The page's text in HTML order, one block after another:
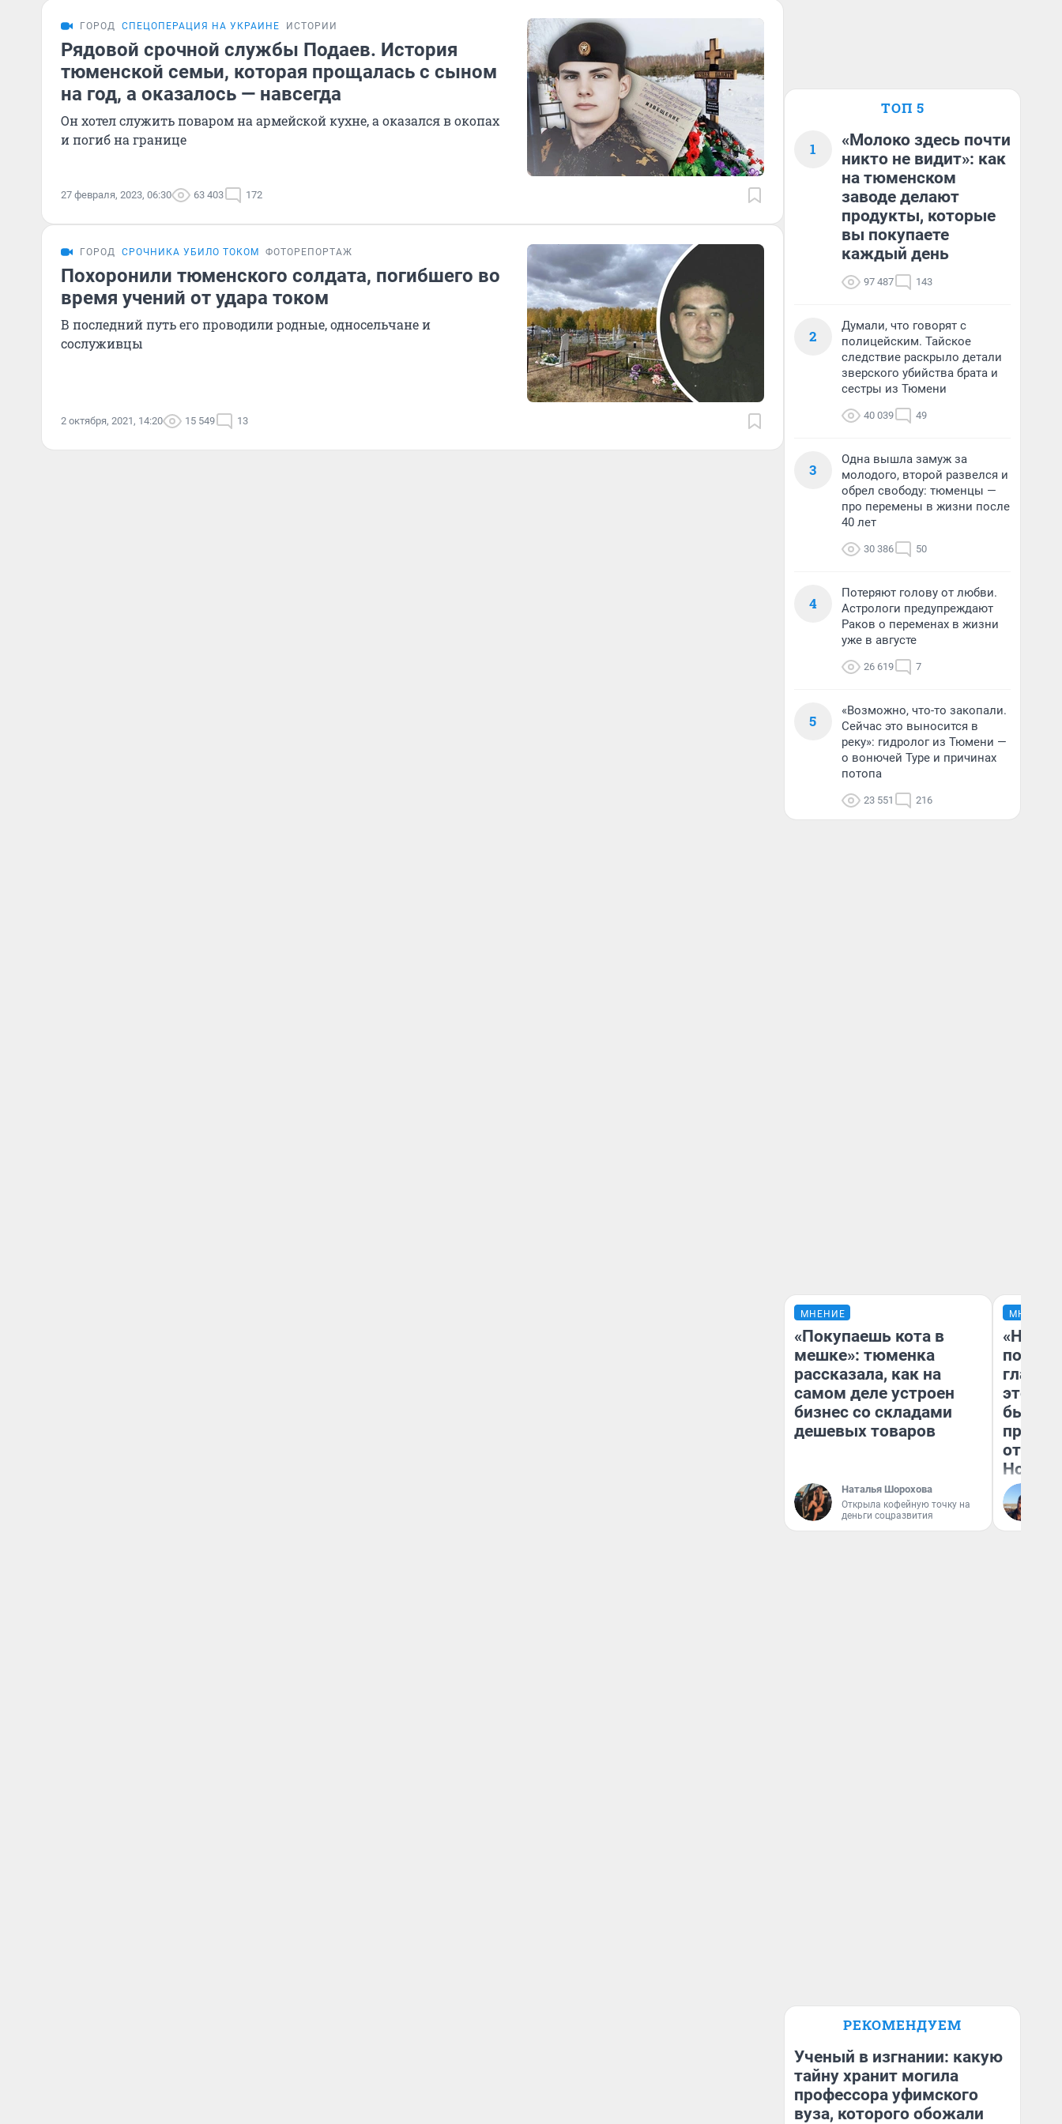
ГОРОД СПЕЦОПЕРАЦИЯ НА УКРАИНЕ ИСТОРИИ
Рядовой срочной службы Подаев. История
тюменской семьи, которая прощалась с сыном
на год, а оказалось — навсегда
Он хотел служить поваром на армейской кухне, а оказался в окопах
и погиб на границе
27 февраля, 2023, 06:30 63 403 172
ГОРОД СРОЧНИКА УБИЛО ТОКОМ ФОТОРЕПОРТАЖ
Похоронили тюменского солдата, погибшего во
время учений от удара током
В последний путь его проводили родные, односельчане и
сослуживцы
2 октября, 2021, 14:20 15 549 13
ТОП 5
1
«Молоко здесь почти
никто не видит»: как
на тюменском
заводе делают
продукты, которые
вы покупаете
каждый день
97 487 143
2
Думали, что говорят с
полицейским. Тайское
следствие раскрыло детали
зверского убийства брата и
сестры из Тюмени
40 039 49
3
Одна вышла замуж за
молодого, второй развелся и
обрел свободу: тюменцы —
про перемены в жизни после
40 лет
30 386 50
4
Потеряют голову от любви.
Астрологи предупреждают
Раков о переменах в жизни
уже в августе
26 619 7
5
«Возможно, что-то закопали.
Сейчас это выносится в
реку»: гидролог из Тюмени —
о вонючей Туре и причинах
потопа
23 551 216
МНЕНИЕ
«Покупаешь кота в
мешке»: тюменка
рассказала, как на
самом деле устроен
бизнес со складами
дешевых товаров
Наталья Шорохова
Открыла кофейную точку на
деньги соцразвития
МНЕНИЕ
этого
бьет
отзыв
Нолана
РЕКОМЕНДУЕМ
Ученый в изгнании: какую
тайну хранит могила
профессора уфимского
вуза, которого обожали